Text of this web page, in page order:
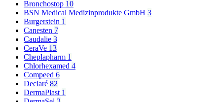
Bronchostop 10
BSN Medical Medizinprodukte GmbH 3
Burgerstein 1
Canesten 7
Caudalie 3
CeraVe 13
Cheplapharm 1
Chlorhexamed 4
Compeed 6
Declaré 82
DermaPlast 1